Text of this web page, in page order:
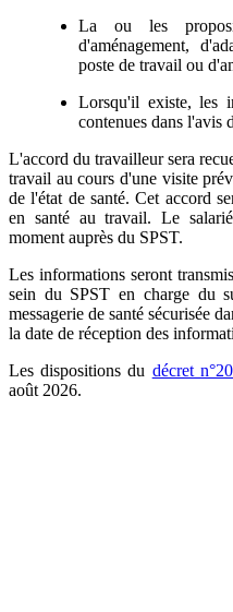
La ou les
d'aménagement,
poste de travail ou
Lorsqu'il existe, les
contenues dans l'avis
L'accord du travailleur sera
travail au cours d'une visite
de l'état de santé. Cet accord
en santé au travail. Le
moment auprès du SPST.
Les informations seront
sein du SPST en charge du
messagerie de santé sécurisée
la date de réception des
Les dispositions du décret
août 2026.